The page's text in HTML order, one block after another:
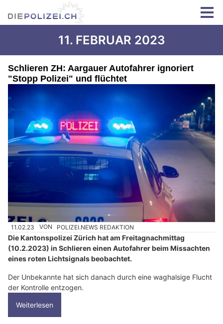
11. FEBRUAR 2023
Schlieren ZH: Aargauer Autofahrer ignoriert
"Stopp Polizei" und flüchtet
11.02.23 VON POLIZEI.NEWS REDAKTION
Die Kantonspolizei Zürich hat am Freitagnachmittag
(10.2.2023) in Schlieren einen Autofahrer beim Missachten
eines roten Lichtsignals beobachtet.
Der Unbekannte hat sich danach durch eine waghalsige Flucht
der Kontrolle entzogen.
Weiterlesen